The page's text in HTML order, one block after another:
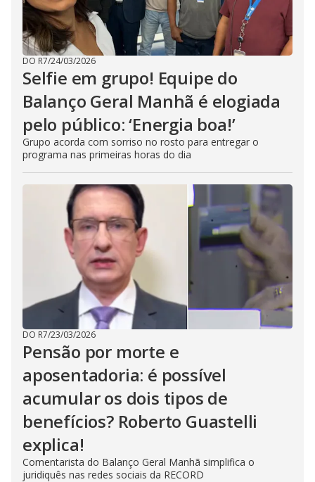
DO R7/24/03/2026
Selfie em grupo! Equipe do
Balanço Geral Manhã é elogiada
pelo público: ‘Energia boa!’
Grupo acorda com sorriso no rosto para entregar o
programa nas primeiras horas do dia
DO R7/23/03/2026
Pensão por morte e
aposentadoria: é possível
acumular os dois tipos de
benefícios? Roberto Guastelli
explica!
Comentarista do Balanço Geral Manhã simplifica o
juridiquês nas redes sociais da RECORD